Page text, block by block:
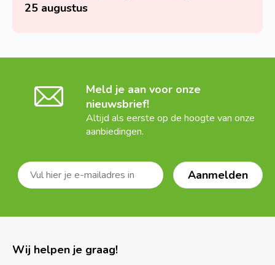
25 augustus
Meld je aan voor onze
nieuwsbrief!
Altijd als eerste op de hoogte van onze
aanbiedingen.
Wij helpen je graag!